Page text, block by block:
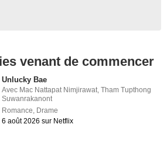
venant de commencer
Unlucky Bae
Avec Mac Nattapat Nimjirawat ,Tham Tupthong
Suwanrakanont
Romance Drame
6 août 2026 sur Netflix